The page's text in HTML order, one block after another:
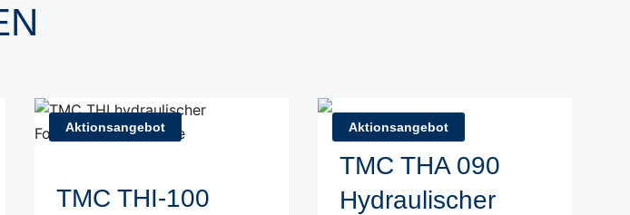
Aktionsangebot
TMC THI-100
Aktionsangebot
TMC THA 090
Hydraulischer